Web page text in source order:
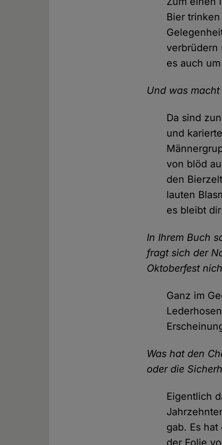
Bier
verbrüdern
es auch
Und was
Da sind
und
von blöd
den
lauten
es bleibt
In Ihrem Buch
fragt sich der
Oktoberfest
Ganz im
Was hat den
oder die
Eigentlich
gab. Es